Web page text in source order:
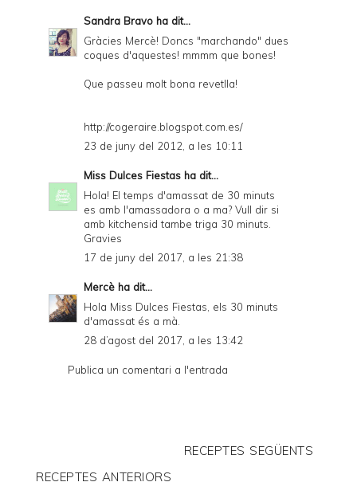
Sandra Bravo ha dit...
Gràcies Mercè! Doncs "marchando" dues
coques d'aquestes! mmmm que bones!
Que passeu molt bona revetlla!
http://cogeraire.blogspot.com.es/
23 de juny del 2012, a les 10:11
Miss Dulces Fiestas ha dit...
Hola! El temps d'amassat de 30 minuts
es amb l'amassadora o a ma? Vull dir si
amb kitchensid tambe triga 30 minuts.
Gravies
17 de juny del 2017, a les 21:38
Mercè ha dit...
Hola Miss Dulces Fiestas, els 30 minuts
d'amassat és a mà.
28 d’agost del 2017, a les 13:42
Publica un comentari a l'entrada
RECEPTES SEGÜENTS
RECEPTES ANTERIORS